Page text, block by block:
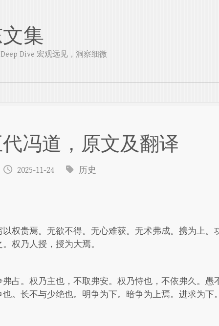
集
Dive 宏观远见，洞察细微
代冯道，原文及翻译
2025-11-24 历史
权贵焉。无欲不得。无心难获。无术弗成。携为上。
权乃人授，授为大焉。
占。权乃主也，不取弗安。权乃恃也，不依弗久。愚
。长不与少绝也。明争为下。暗争为上焉。进求为下